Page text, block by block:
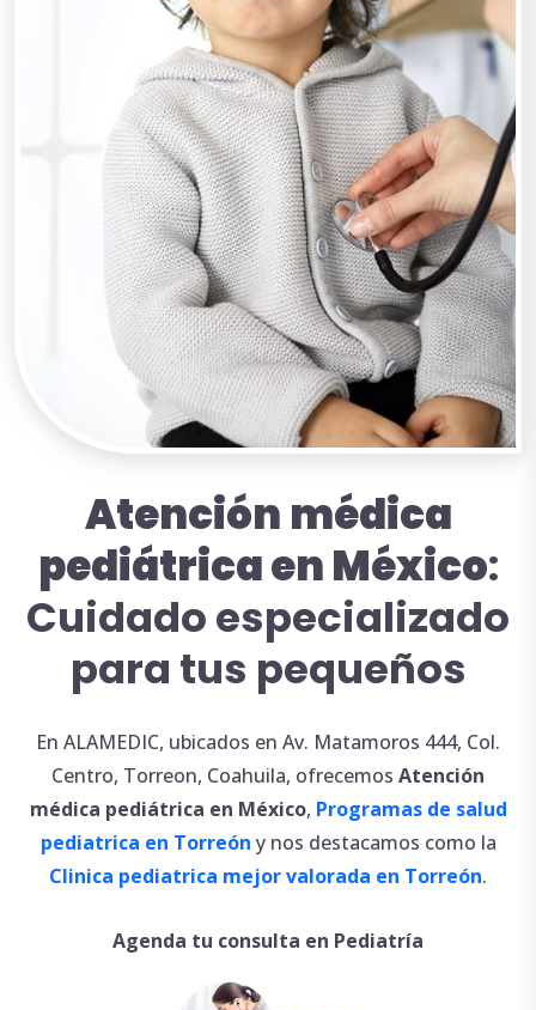
Atención médica
pediátrica en México:
Cuidado especializado
para tus pequeños
En ALAMEDIC, ubicados en Av. Matamoros 444, Col.
Centro, Torreon, Coahuila, ofrecemos Atención
médica pediátrica en México, Programas de salud
pediatrica en Torreón y nos destacamos como la
Clinica pediatrica mejor valorada en Torreón.
Agenda tu consulta en Pediatría